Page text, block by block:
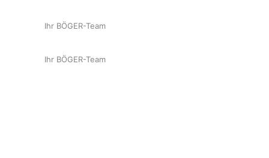
Ihr BÖGER-Team
Ihr BÖGER-Team